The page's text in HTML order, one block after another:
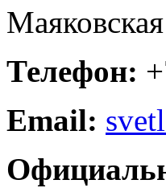
Телефон:
Email: